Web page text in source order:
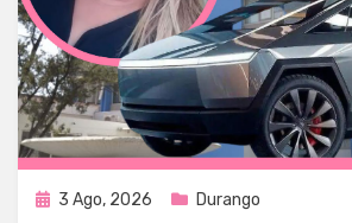
Publicada
3 Ago, 2026 Durango